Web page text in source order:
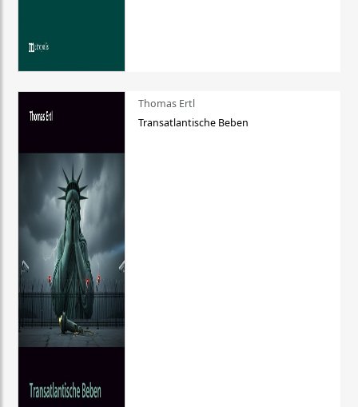
Thomas Ertl
Transatlantische Beben